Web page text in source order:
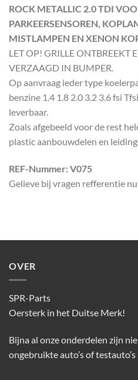
ROCK METALLIC 2.0 TDI
PARKEERSENSOREN,
MISTLAMPEN EN XENON
LET OP! GRILLE ONTBREEKT
VERZAAGD IN BUMPER.
Op aanvraag ieder type
benzine 1.4 1.8 2.0 3.2 3.6 fsi
leverbaar.
Zoals afgebeeld voor de rest
plastic aanbouwdelen en
REF-Nummer: V075
Gelieve bij vragen refferentie
OVER
SPR-Parts
Oersterk in het Duitse Merk!
Bijna al onze onderdelen zijn
ongebruikte auto’s of